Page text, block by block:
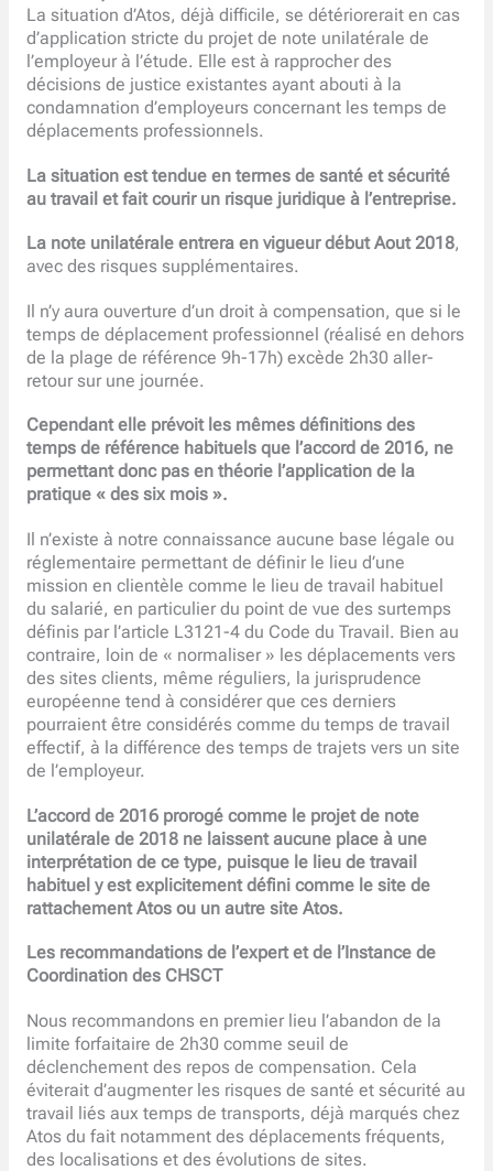
La situation d’Atos, déjà difficile, se détériorerait en cas
d’application stricte du projet de note unilatérale de
l’employeur à l’étude. Elle est à rapprocher des
décisions de justice existantes ayant abouti à la
condamnation d’employeurs concernant les temps de
déplacements professionnels.
La situation est tendue en termes de santé et sécurité
au travail et fait courir un risque juridique à l’entreprise.
La note unilatérale entrera en vigueur début Aout 2018,
avec des risques supplémentaires.
Il n’y aura ouverture d’un droit à compensation, que si le
temps de déplacement professionnel (réalisé en dehors
de la plage de référence 9h-17h) excède 2h30 aller-
retour sur une journée.
Cependant elle prévoit les mêmes définitions des
temps de référence habituels que l’accord de 2016, ne
permettant donc pas en théorie l’application de la
pratique « des six mois ».
Il n’existe à notre connaissance aucune base légale ou
réglementaire permettant de définir le lieu d’une
mission en clientèle comme le lieu de travail habituel
du salarié, en particulier du point de vue des surtemps
définis par l’article L3121-4 du Code du Travail. Bien au
contraire, loin de « normaliser » les déplacements vers
des sites clients, même réguliers, la jurisprudence
européenne tend à considérer que ces derniers
pourraient être considérés comme du temps de travail
effectif, à la différence des temps de trajets vers un site
de l’employeur.
L’accord de 2016 prorogé comme le projet de note
unilatérale de 2018 ne laissent aucune place à une
interprétation de ce type, puisque le lieu de travail
habituel y est explicitement défini comme le site de
rattachement Atos ou un autre site Atos.
Les recommandations de l’expert et de l’Instance de
Coordination des CHSCT
Nous recommandons en premier lieu l’abandon de la
limite forfaitaire de 2h30 comme seuil de
déclenchement des repos de compensation. Cela
éviterait d’augmenter les risques de santé et sécurité au
travail liés aux temps de transports, déjà marqués chez
Atos du fait notamment des déplacements fréquents,
des localisations et des évolutions de sites.